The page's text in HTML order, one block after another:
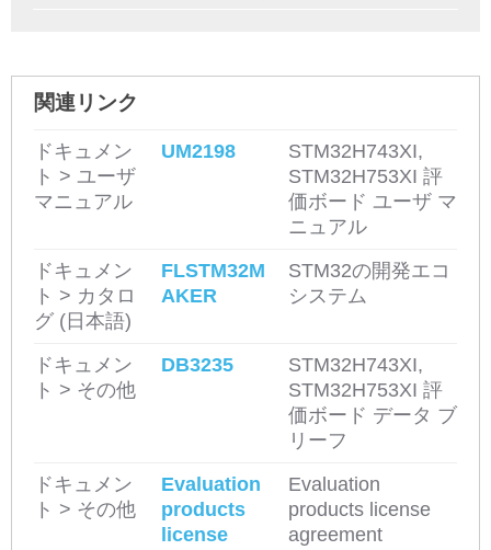
関連リンク
ドキュメン
ト > ユーザ
マニュアル
UM2198
STM32H743XI,
STM32H753XI 評
価ボード ユーザ マ
ニュアル
ドキュメン
ト > カタロ
グ (日本語)
FLSTM32M
AKER
STM32の開発エコ
システム
ドキュメン
ト > その他
DB3235
STM32H743XI,
STM32H753XI 評
価ボード データ ブ
リーフ
ドキュメン
ト > その他
Evaluation
products
license
Evaluation
products license
agreement